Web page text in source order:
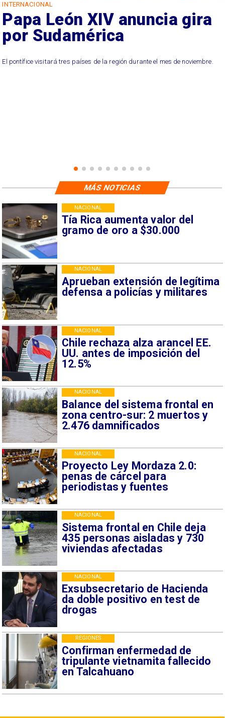
INTERNACIONAL
Papa León XIV anuncia gira
por Sudamérica
El pontífice visitará tres países de la región durante el mes de noviembre.
Tía Rica aumenta valor del
gramo de oro a $30.000
NACIONAL
Aprueban extensión de legítima
defensa a policías y militares
NACIONAL
Chile rechaza alza arancel EE.
UU. antes de imposición del
12.5%
NACIONAL
Balance del sistema frontal en
zona centro-sur: 2 muertos y
2.476 damnificados
NACIONAL
Proyecto Ley Mordaza 2.0:
penas de cárcel para
periodistas y fuentes
NACIONAL
Sistema frontal en Chile deja
435 personas aisladas y 730
viviendas afectadas
NACIONAL
Exsubsecretario de Hacienda
da doble positivo en test de
drogas
NACIONAL
Confirman enfermedad de
tripulante vietnamita fallecido
en Talcahuano
REGIONES
MÁS NOTICIAS